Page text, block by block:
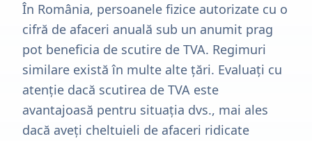
În România, persoanele fizice autorizate cu o
cifră de afaceri anuală sub un anumit prag
pot beneficia de scutire de TVA. Regimuri
similare există în multe alte țări. Evaluați cu
atenție dacă scutirea de TVA este
avantajoasă pentru situația dvs., mai ales
dacă aveți cheltuieli de afaceri ridicate